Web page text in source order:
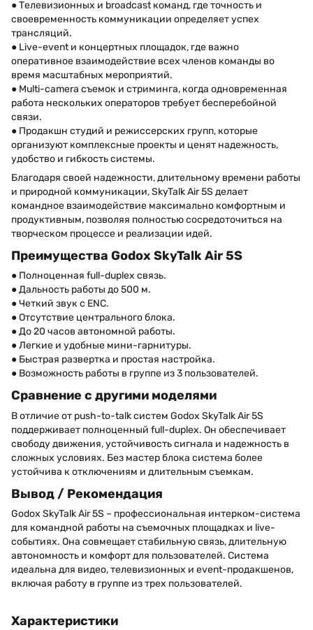
● Телевизионных и broadcast команд, где точность и
своевременность коммуникации определяет успех
трансляций.
● Live-event и концертных площадок, где важно
оперативное взаимодействие всех членов команды во
время масштабных мероприятий.
● Multi-camera съемок и стриминга, когда одновременная
работа нескольких операторов требует бесперебойной
связи.
● Продакшн студий и режиссерских групп, которые
организуют комплексные проекты и ценят надежность,
удобство и гибкость системы.
Благодаря своей надежности, длительному времени работы
и природной коммуникации, SkyTalk Air 5S делает
командное взаимодействие максимально комфортным и
продуктивным, позволяя полностью сосредоточиться на
творческом процессе и реализации идей.
Преимущества Godox SkyTalk Air 5S
● Полноценная full-duplex связь.
● Дальность работы до 500 м.
● Четкий звук с ENC.
● Отсутствие центрального блока.
● До 20 часов автономной работы.
● Легкие и удобные мини-гарнитуры.
● Быстрая развертка и простая настройка.
● Возможность работы в группе из 3 пользователей.
Сравнение с другими моделями
В отличие от push-to-talk систем Godox SkyTalk Air 5S
поддерживает полноценный full-duplex. Он обеспечивает
свободу движения, устойчивость сигнала и надежность в
сложных условиях. Без мастер блока система более
устойчива к отключениям и длительным съемкам.
Вывод / Рекомендация
Godox SkyTalk Air 5S – профессиональная интерком-система
для командной работы на съемочных площадках и live-
событиях. Она совмещает стабильную связь, длительную
автономность и комфорт для пользователей. Система
идеальна для видео, телевизионных и event-продакшенов,
включая работу в группе из трех пользователей.
Характеристики